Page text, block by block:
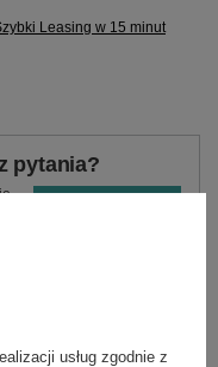
Leasing w 15 minut
pytania?
usług zgodnie z